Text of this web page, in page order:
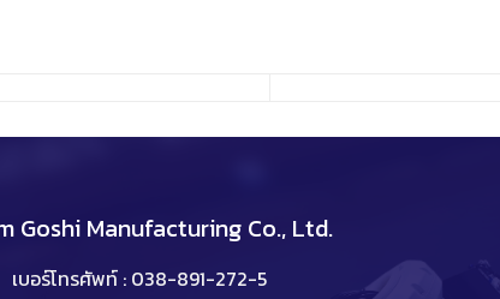
Goshi Manufacturing Co., Ltd.
เบอร์โทรศัพท์ : 038-891-272-5